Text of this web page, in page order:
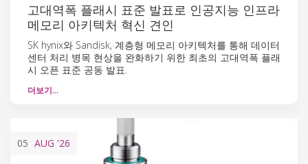
고대역폭 플래시 표준 발표로 인공지능 인프라
메모리 아키텍처 혁신 견인
SK hynix와 Sandisk, 계층형 메모리 아키텍처를 통해 데이터
센터 처리 병목 현상을 완화하기 위한 최초의 고대역폭 플래
시 오픈 표준 공동 발표.
더보기…
05 AUG '26